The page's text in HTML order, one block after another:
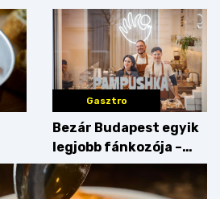
Gasztro
Bezár Budapest egyik
legjobb fánkozója –
búcsúzik a Pampushka